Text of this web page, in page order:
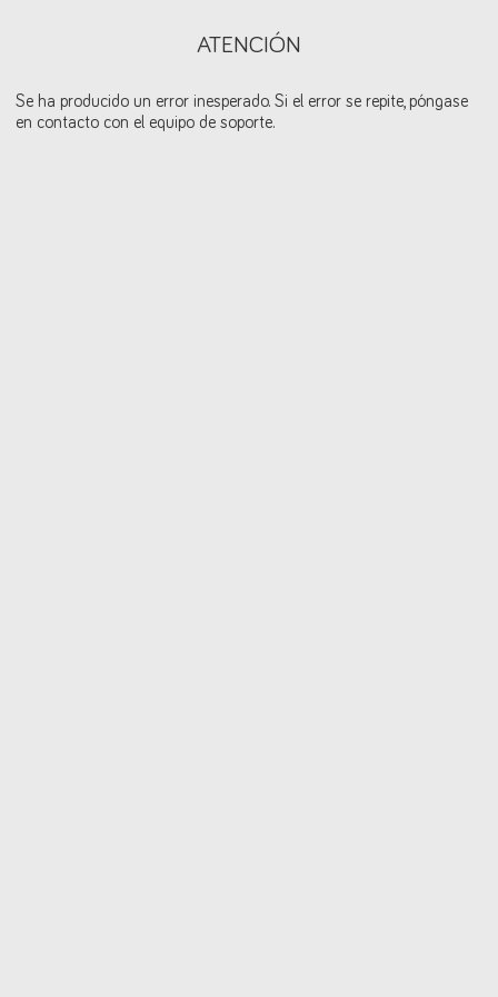
ATENCIÓN
Se ha producido un error inesperado. Si el error se repite, póngase
en contacto con el equipo de soporte.